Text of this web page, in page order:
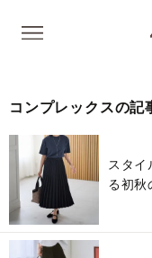
コンプレックスの記
スタ
る初秋